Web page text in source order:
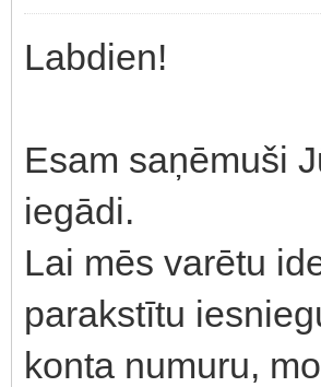
Labdien!
Esam saņēmuši
iegādi.
Lai mēs varētu
parakstītu
konta numuru,